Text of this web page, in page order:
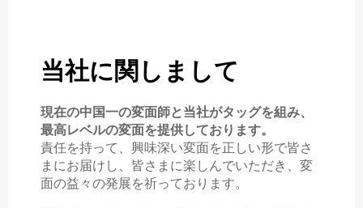
当社に関しまして
現在の中国一の変面師と当社がタッグを組み、
最高レベルの変面を提供しております。
責任を持って、興味深い変面を正しい形で皆さ
まにお届けし、皆さまに楽しんでいただき、変
面の益々の発展を祈っております。